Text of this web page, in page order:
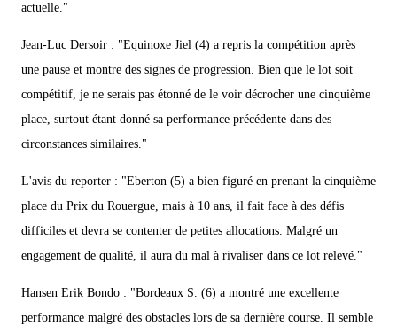
actuelle."
Jean-Luc Dersoir : "Equinoxe Jiel (4) a repris la compétition après
une pause et montre des signes de progression. Bien que le lot soit
compétitif, je ne serais pas étonné de le voir décrocher une cinquième
place, surtout étant donné sa performance précédente dans des
circonstances similaires."
L'avis du reporter : "Eberton (5) a bien figuré en prenant la cinquième
place du Prix du Rouergue, mais à 10 ans, il fait face à des défis
difficiles et devra se contenter de petites allocations. Malgré un
engagement de qualité, il aura du mal à rivaliser dans ce lot relevé."
Hansen Erik Bondo : "Bordeaux S. (6) a montré une excellente
performance malgré des obstacles lors de sa dernière course. Il semble